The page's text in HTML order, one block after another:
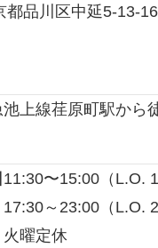
品川区中延5-13-
池上線荏原町駅から
11:30〜15:00（L.O.
17:30～23:00（L.O.
火曜定休